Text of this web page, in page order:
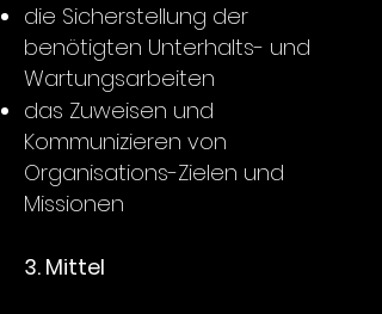
die Sicherstellung der
benötigten Unterhalts- und
Wartungsarbeiten
das Zuweisen und
Kommunizieren von
Organisations-Zielen und
Missionen
3. Mittel